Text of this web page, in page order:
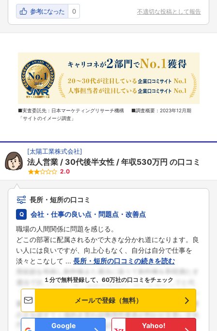
参考になった 0 不適切な投稿として報告
■実査委託先：日本マーケティングリサーチ機構 ■調査概要：2023年12月期
「サイトのイメージ調査」
[太陽工業株式会社]
法人営業 30代後半女性 年収530万円 の口コミ
2.0
長所・短所の口コミ
会社・仕事の良い点・問題点・改善点
職場の人間関係に問題を感じる。
どこの部署に配属されるかで大きな分かれ道になります。良
い人には良いですが、向上心もなく、自分は自分で仕事を
淡々とこなして ... 長所・短所の口コミの続きを読む
１分で無料登録して、60万社の口コミをチェック
メールで登録（無料）
Google
Yahoo!